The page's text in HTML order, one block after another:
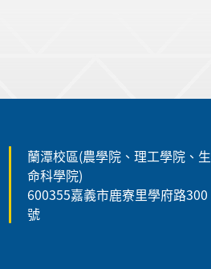
蘭潭校區(農學院、理工學院、生
命科學院)
600355嘉義市鹿寮里學府路300
號